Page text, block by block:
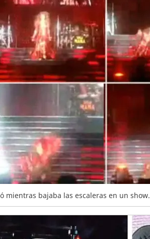
mientras bajaba las escaleras en un show.